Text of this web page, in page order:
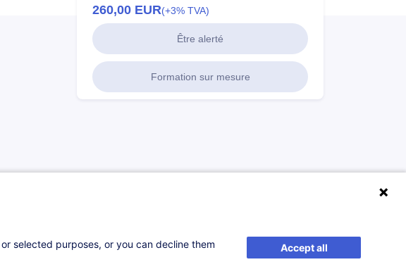
260,00 EUR(+3% TVA)
Être alerté
Formation sur mesure
selected purposes, or you can decline them
Accept all